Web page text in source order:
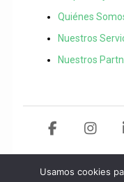
Quiénes
Nuestros
Nuestros
Copyright 2021 El Bien
Usamos cookies